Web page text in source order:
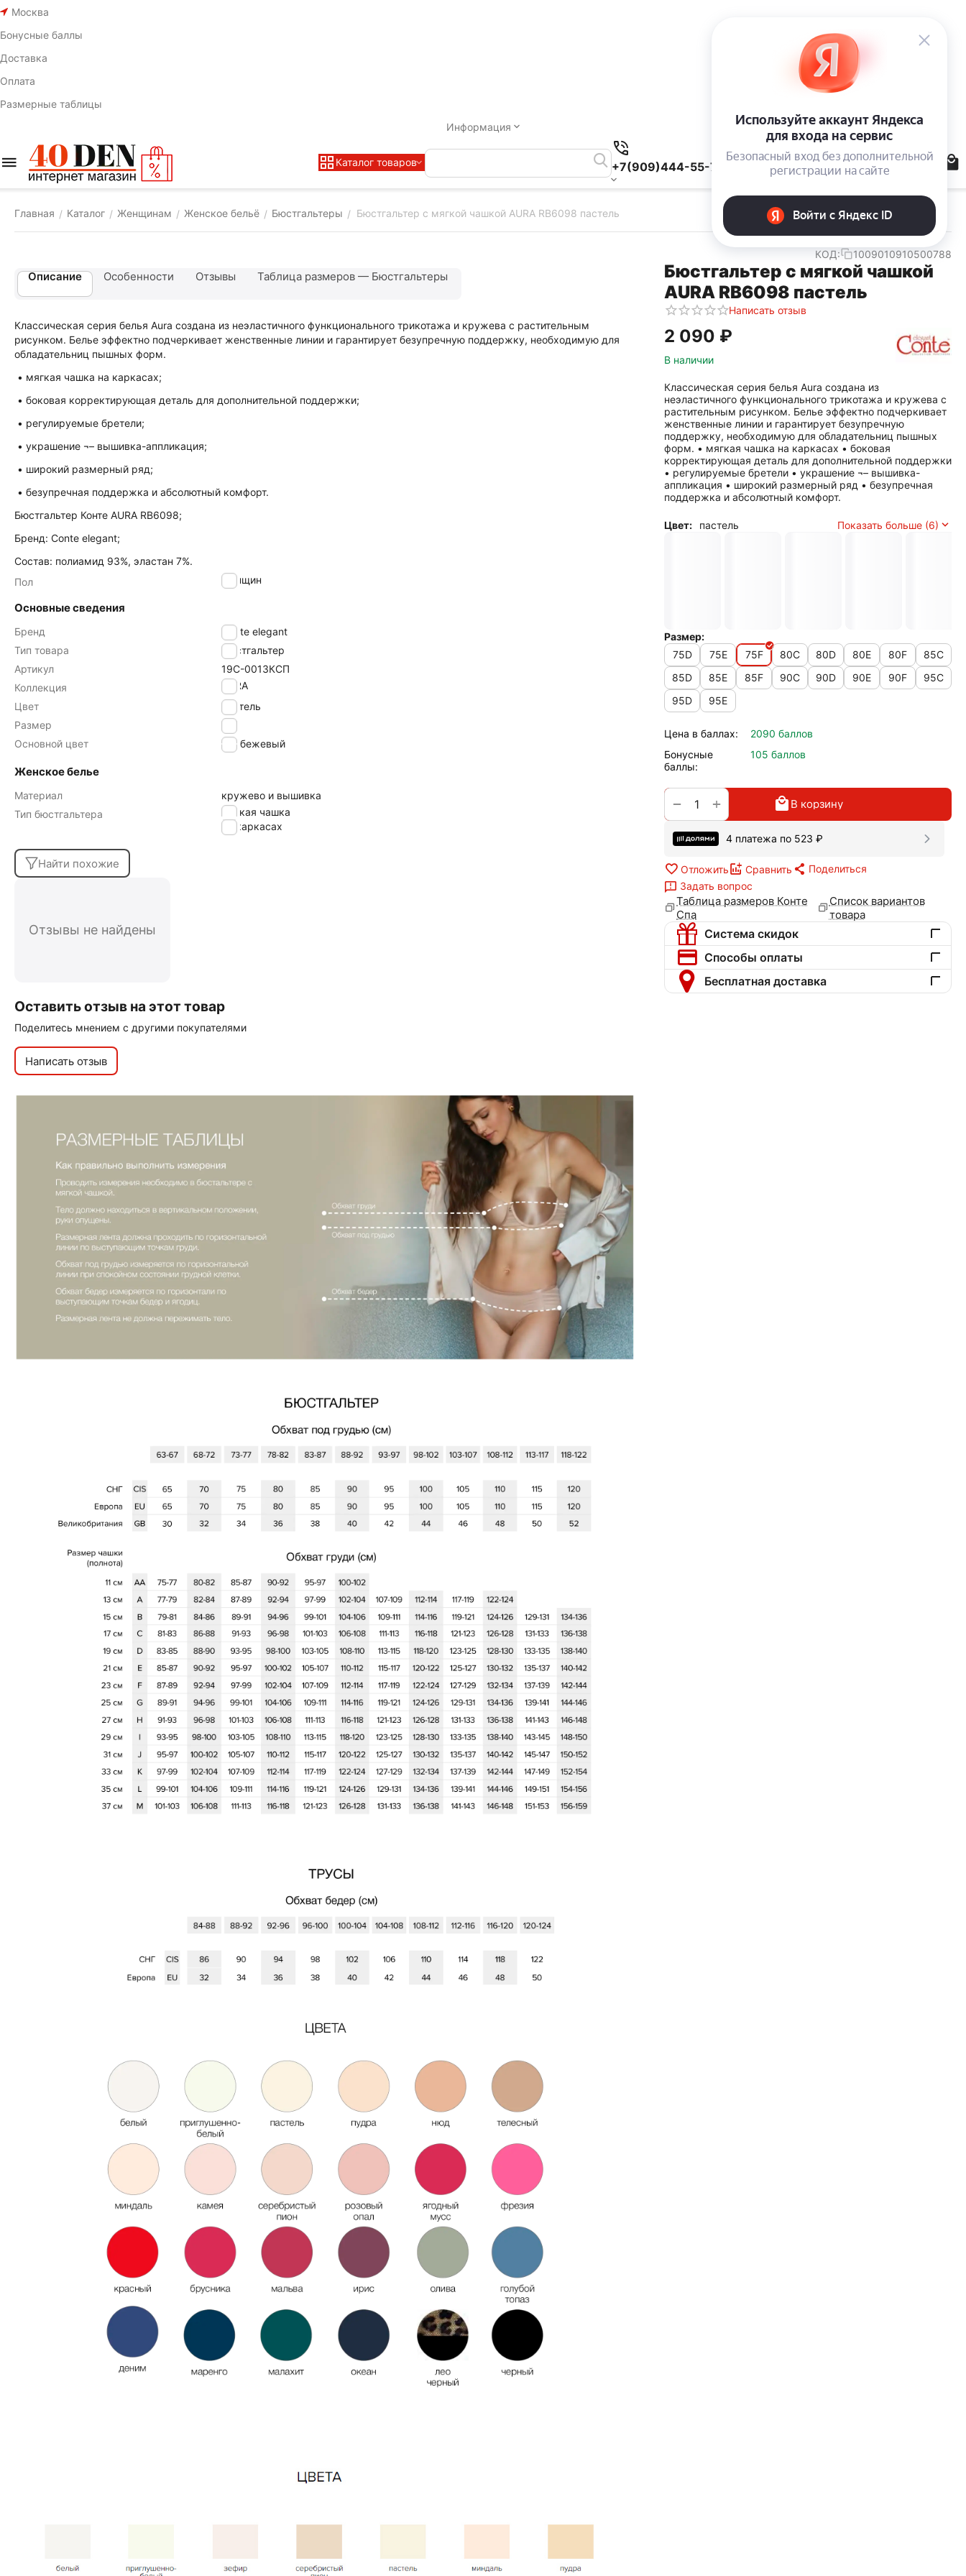
Москва
Бонусные баллы
Доставка
Оплата
Размерные таблицы
Информация
Каталог товаров +7(909)444-55-78
Главная / Каталог / Женщинам / Женское бельё / Бюстгальтеры / Бюстгальтер с мягкой чашкой AURA RB6098 пастель
КОД: 1009010910500788
Бюстгальтер с мягкой чашкой
AURA RB6098 пастель
Написать отзыв
2 090 ₽
В наличии
Классическая серия белья Aura создана из
неэластичного функционального трикотажа и кружева с
растительным рисунком. Белье эффектно подчеркивает
женственные линии и гарантирует безупречную
поддержку, необходимую для обладательниц пышных
форм. • мягкая чашка на каркасах • боковая
корректирующая деталь для дополнительной поддержки
• регулируемые бретели • украшение ¬– вышивка-
аппликация • широкий размерный ряд • безупречная
поддержка и абсолютный комфорт.
Цвет: пастель Показать больше (6)
Размер:
75D
75E 75F 80C 80D 80E 80F
85C
85D
85E 85F 90C 90D 90E 90F
95C
95D
95E
Цена в баллах:
2090 баллов
Бонусные
баллы:
105 баллов
+
− В корзину
4 платежа по 523 ₽
Отложить Сравнить
Поделиться
Задать вопрос
Таблица размеров Конте
Спа
Список вариантов
товара
Система скидок
Способы оплаты
Бесплатная доставка
Описание Особенности Отзывы Таблица размеров — Бюстгальтеры
Классическая серия белья Aura создана из неэластичного функционального трикотажа и кружева с растительным
рисунком. Белье эффектно подчеркивает женственные линии и гарантирует безупречную поддержку, необходимую для
обладательниц пышных форм.
• мягкая чашка на каркасах;
• боковая корректирующая деталь для дополнительной поддержки;
• регулируемые бретели;
• украшение ¬– вышивка-аппликация;
• широкий размерный ряд;
• безупречная поддержка и абсолютный комфорт.
Бюстгальтер Конте AURA RB6098;
Бренд: Conte elegant;
Состав: полиамид 93%, эластан 7%.
Пол
женщин
Основные сведения
Бренд
Conte elegant
Тип товара
Бюстгальтер
Артикул
19С-0013КСП
Коллекция
AURA
Цвет
пастель
Размер
75F
Основной цвет
бежевый
Женское белье
Материал
кружево и вышивка
Тип бюстгальтера
мягкая чашка
на каркасах
Найти похожие
Отзывы не найдены
Оставить отзыв на этот товар
Поделитесь мнением с другими покупателями
Написать отзыв